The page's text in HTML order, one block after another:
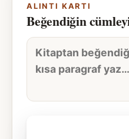
ALINTI KARTI
Beğendiğin
Alıntı
metni